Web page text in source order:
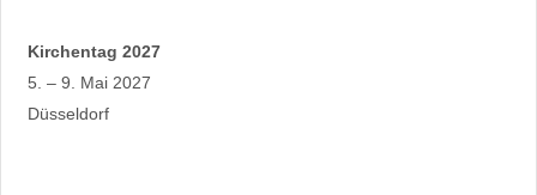
Kirchentag 2027
5. – 9. Mai 2027
Düsseldorf